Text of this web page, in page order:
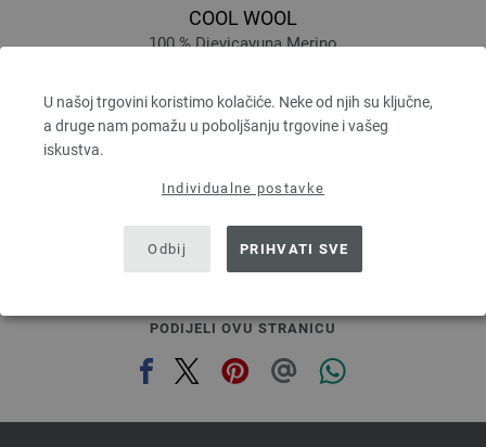
U našoj trgovini koristimo kolačiće. Neke od njih su ključne,
a druge nam pomažu u poboljšanju trgovine i vašeg
iskustva.
Individualne postavke
Odbij PRIHVATI SVE
COOL WOOL
100 % Djevicavuna Merino
Većina igle: 3 - 3,5
6,37 $
bez PDV-a, dodatno troškovi za dostavu, Osnovna cijena:
prev next
PODIJELI OVU STRANICU